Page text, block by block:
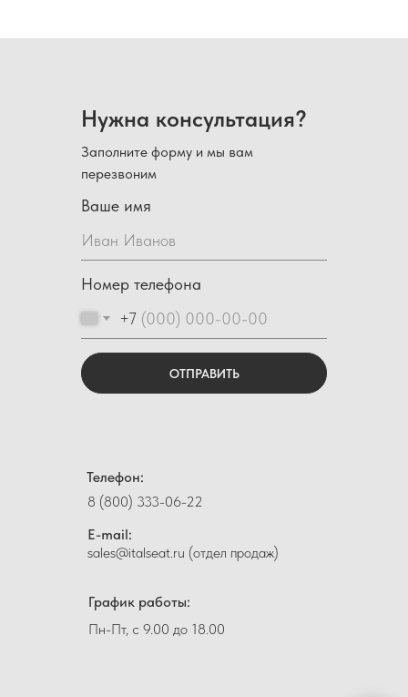
Ваше имя
Номер телефона
+7
ОТПРАВИТЬ
Нужна консультация?
Заполните форму и мы вам
перезвоним
Телефон:
8 (800) 333-06-22
График работы:
Пн-Пт, с 9.00 до 18.00
sales@italseat.ru (отдел продаж)
E-mail: